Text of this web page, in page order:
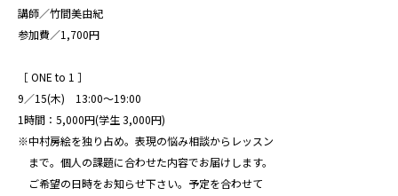
講師／竹間美由紀
参加費／1,700円
［ ONE to 1 ］
9／15(木) 13:00〜19:00
1時間：5,000円(学生 3,000円)
※中村房絵を独り占め。表現の悩み相談からレッスン
まで。個人の課題に合わせた内容でお届けします。
ご希望の日時をお知らせ下さい。予定を合わせて